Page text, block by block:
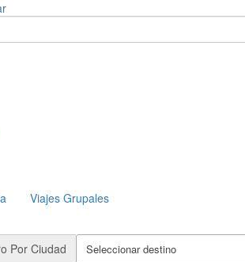
Viajes Grupales
Por Ciudad Seleccionar destino